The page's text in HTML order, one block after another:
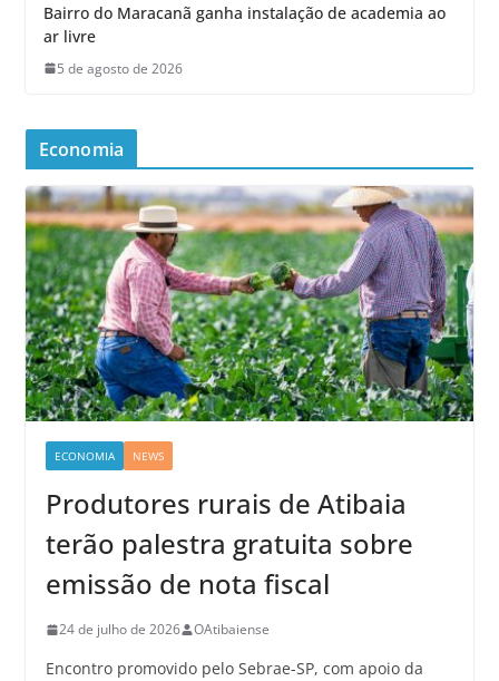
Bairro do Maracanã ganha instalação de academia ao
ar livre
5 de agosto de 2026
Economia
ECONOMIA NEWS
Produtores rurais de Atibaia
terão palestra gratuita sobre
emissão de nota fiscal
24 de julho de 2026 OAtibaiense
Encontro promovido pelo Sebrae-SP, com apoio da